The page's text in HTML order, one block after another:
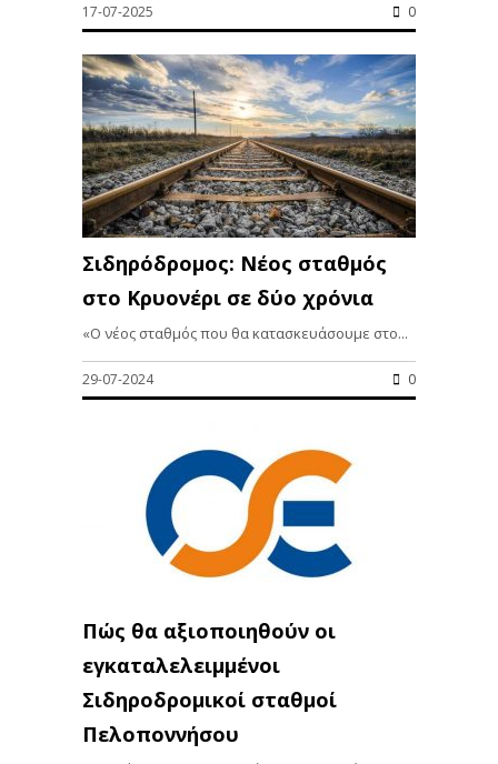
17-07-2025 0
Σιδηρόδρομος: Νέος σταθμός
στο Κρυονέρι σε δύο χρόνια
«Ο νέος σταθμός που θα κατασκευάσουμε στο...
29-07-2024 0
Πώς θα αξιοποιηθούν οι
εγκαταλελειμμένοι
Σιδηροδρομικοί σταθμοί
Πελοποννήσου